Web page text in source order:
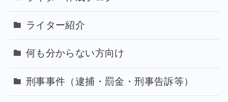
ライター紹介
何も分からない方向け
刑事事件（逮捕・罰金・刑事告訴等）